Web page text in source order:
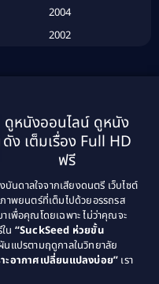
ก(25)
(134)
ก(21)
2004
2002
1994
1992
1988
1986
1984
1982
ดูหนังออนไลน์ ดูหนัง
ดัง เต็มเรื่อง Full HD
ฟรี
นดาลใจจากเสียงดนตรี เว็บไซต์
าพยนตร์ที่เต็มไปด้วยอรรถรส
เพื่อคุณโดยเฉพาะ ไม่ว่าคุณจะ
น “SuckSeed ห่วยขั้น
แปรตามฤดูกาลในวิทยาลัย
ะอากาศเปลี่ยนแปลงบ่อย” เรา